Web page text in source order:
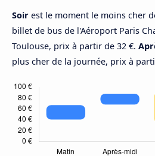
Soir est le moment le moins cher
billet de bus de l'Aéroport Paris
Toulouse, prix à partir de 32 €.
plus cher de la journée, prix à